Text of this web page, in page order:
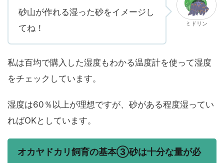
砂山が作れる湿った砂をイメージし
てね！
ミドリン
私は百均で購入した湿度もわかる温度計を使って湿度
をチェックしています。
湿度は60％以上が理想ですが、砂がある程度湿ってい
ればOKとしています。
オカヤドカリ飼育の基本③砂は十分な量が必